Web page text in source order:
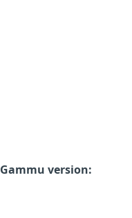
Gammu version: